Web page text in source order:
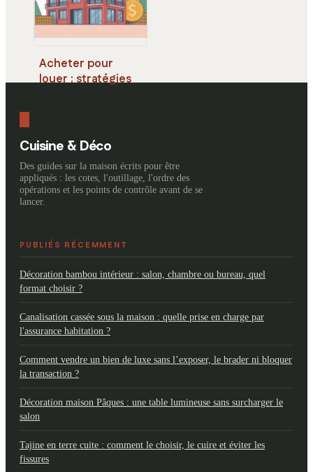
Acheter pour
louer : stratégies
locatif
Cuisine & Déco
Des guides sur la maison écrits pour être
appliqués : les cotes, l'outillage, l'ordre des
opérations et les points de contrôle avant de se
lancer.
PUBLIÉS RÉCEMMENT
Décoration bambou intérieur : salon, chambre ou bureau, quel
format choisir ?
Canalisation cassée sous la maison : quelle prise en charge par
l'assurance habitation ?
Comment vendre un bien de luxe sans l’exposer, le brader ni bloquer
la transaction ?
Décoration maison Pâques : une table lumineuse sans surcharger le
salon
Tajine en terre cuite : comment le choisir, le cuire et éviter les
fissures